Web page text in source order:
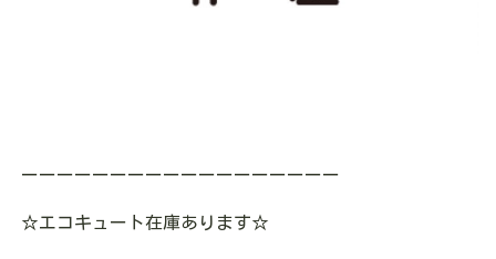
ーーーーーーーーーーーーーーーーーー
☆エコキュート在庫あります☆